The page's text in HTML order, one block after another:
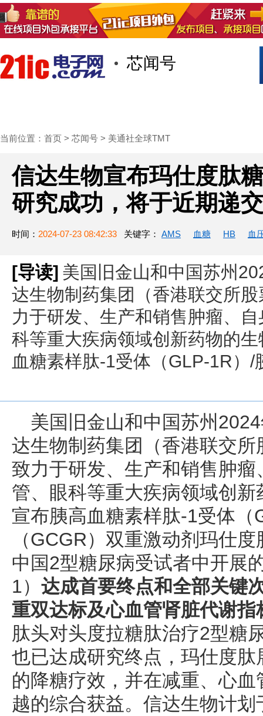
芯闻号
当前位置： 首页 > 芯闻号 > 美通社全球TMT
信达生物宣布玛仕度肽
研究成功，将于近期递
时间： 2024-07-23 08:42:33 关键字： AMS 血糖 HB 血
[导读] 美国旧金山和中国苏州
达生物制药集团（香港联交所
力于研发、生产和销售肿瘤、
科等重大疾病领域创新药物的
血糖素样肽-1受体（GLP-1R）
美国旧金山和中国苏州
达生物制药集团（香港联交
致力于研发、生产和销售肿
管、眼科等重大疾病领域创
宣布胰高血糖素样肽-1受体
（GCGR）双重激动剂玛仕
中国2型糖尿病受试者中开展
1） 达成首要终点和全部关键
重双达标及心血管肾脏代谢指
肽头对头度拉糖肽治疗2型糖
也已达成研究终点，玛仕度
的降糖疗效，并在减重、心
越的综合获益。信达生物计